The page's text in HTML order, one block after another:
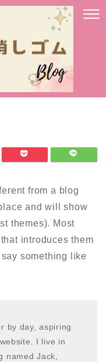
from a blog
and will show
themes). Most
introduces them
something like
by day, aspiring
I live in
named Jack,